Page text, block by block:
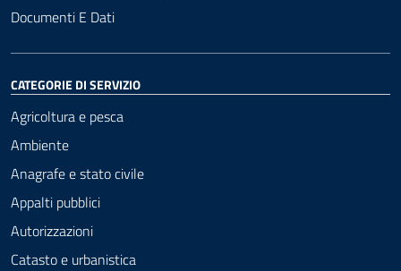
Documenti E Dati
CATEGORIE DI SERVIZIO
Agricoltura e pesca
Ambiente
Anagrafe e stato civile
Appalti pubblici
Autorizzazioni
Catasto e urbanistica